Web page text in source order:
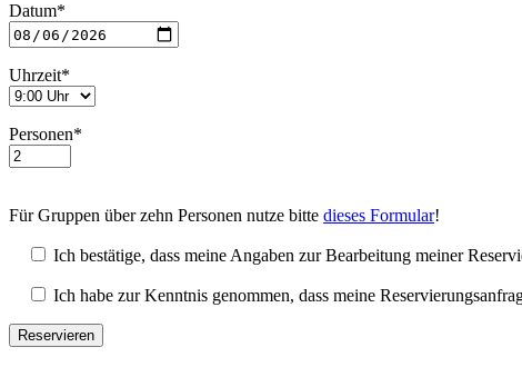
Datum*
Uhrzeit*
Personen*
Für Gruppen über zehn Personen nutze bitte dieses Formular!
Ich bestätige, dass meine Angaben zur Bearbeitung meiner
Ich habe zur Kenntnis genommen, dass meine